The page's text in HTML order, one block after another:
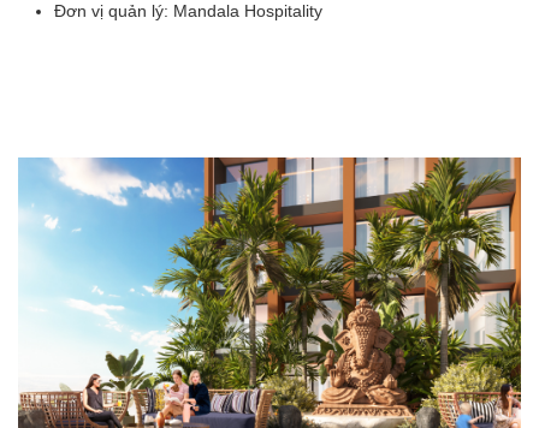
Đơn vị quản lý: Mandala Hospitality